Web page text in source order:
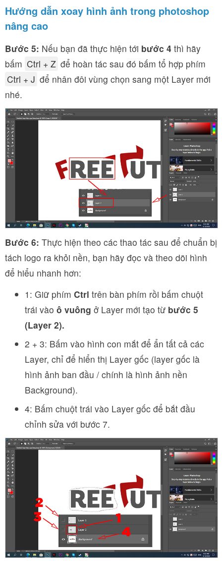
Hướng dẫn xoay hình ảnh trong photoshop
nâng cao
Bước 5: Nếu bạn đã thực hiện tới bước 4 thì hãy
bấm Ctrl + Z để hoàn tác sau đó bấm tổ hợp phím
Ctrl + J để nhân đôi vùng chọn sang một Layer mới
nhé.
Bước 6: Thực hiện theo các thao tác sau để chuẩn bị
tách logo ra khỏi nền, bạn hãy đọc và theo dõi hình
để hiểu nhanh hơn:
1: Giữ phím Ctrl trên bàn phím rồi bấm chuột
trái vào ô vuông ở Layer mới tạo từ bước 5
(Layer 2).
2 + 3: Bấm vào hình con mắt để ẩn tất cả các
Layer, chỉ để hiển thị Layer gốc (layer gốc là
hình ảnh ban đầu / chính là hình ảnh nền
Background).
4: Bấm chuột trái vào Layer gốc để bắt đầu
chỉnh sửa với bước 7.